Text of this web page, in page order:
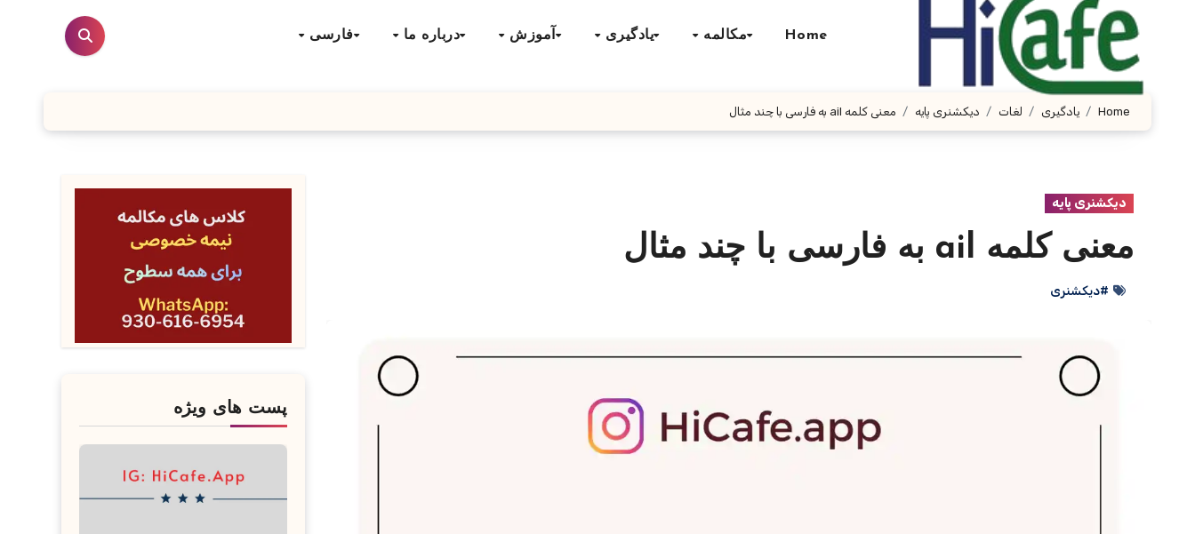
Home مکالمه یادگیری آموزش درباره ما فارسی
Home یادگیری لغات دیکشنری پایه معنی کلمه ail به فارسی با چند مثال
دیکشنری پایه
معنی کلمه ail به فارسی با چند مثال
#دیکشنری
پست های ویژه